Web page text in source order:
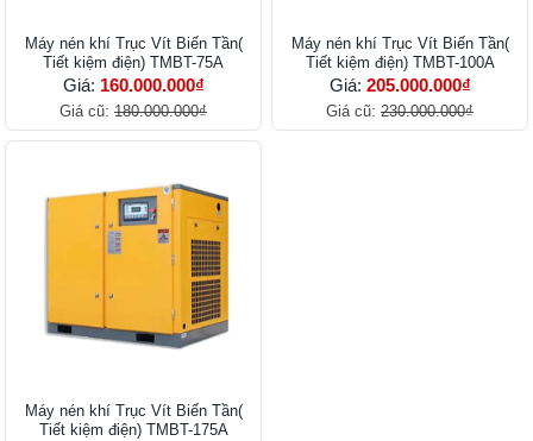
Máy nén khí Trục Vít Biến Tần(
Tiết kiệm điện) TMBT-75A
Giá: 160.000.000₫
Giá cũ: 180.000.000₫
Máy nén khí Trục Vít Biến Tần(
Tiết kiệm điện) TMBT-100A
Giá: 205.000.000₫
Giá cũ: 230.000.000₫
Máy nén khí Trục Vít Biến Tần(
Tiết kiệm điện) TMBT-175A